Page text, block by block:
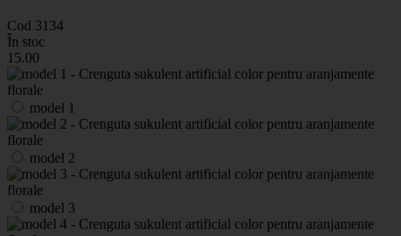
Cod 3134
În stoc
15.00
model 1
model 2
model 3